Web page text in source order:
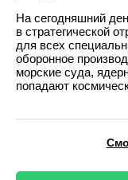
На сегодняшний
в стратегической
для всех
оборонное
морские суда,
попадают